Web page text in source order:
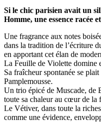
Si le chic parisien avait un
Homme, une essence racée
Une fragrance aux notes
dans la tradition de l’écriture
en apportant cet élan de
La Feuille de Violette domine
Sa fraîcheur spontanée se
Pamplemousse.
Un trio épicé de Muscade, de
toute sa chaleur au cœur de la
Le Vétiver, dans toute la
comme une évidence,